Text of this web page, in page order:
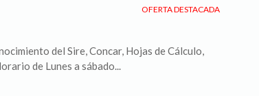
OFERTA DESTACADA
del Sire, Concar, Hojas de Cálculo,
de Lunes a sábado...